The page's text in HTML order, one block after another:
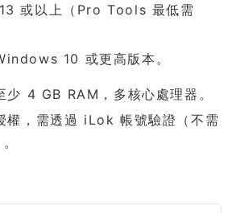
或以上（Pro Tools 最低需
10 或更高版本。
少 4 GB RAM，多核心處理器。
權，需透過 iLok 帳號驗證（不需